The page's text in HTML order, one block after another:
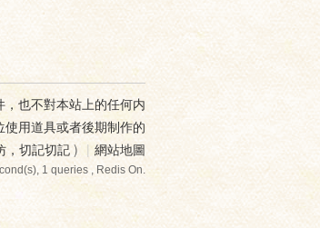
也不對本站上的任何内
用道具或者後期制作的
，切記切記 ) | 網站地圖
1 queries , Redis On.